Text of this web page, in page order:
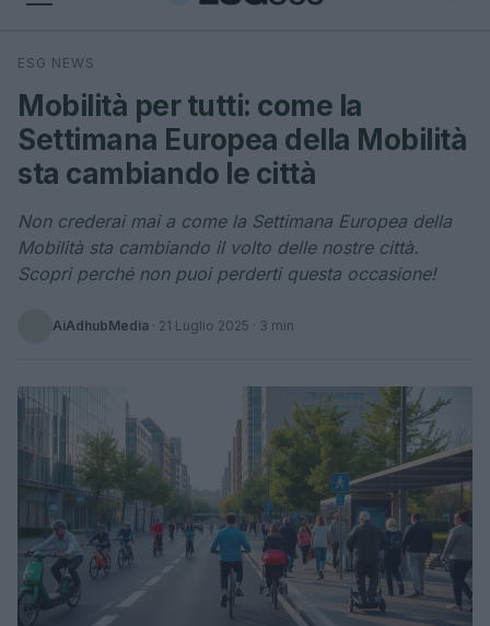
Cerca
ESG NEWS
Mobilità per tutti: come la
Settimana Europea della Mobilità
sta cambiando le città
Non crederai mai a come la Settimana Europea della
Mobilità sta cambiando il volto delle nostre città.
Scopri perché non puoi perderti questa occasione!
AiAdhubMedia · 21 Luglio 2025 · 3 min